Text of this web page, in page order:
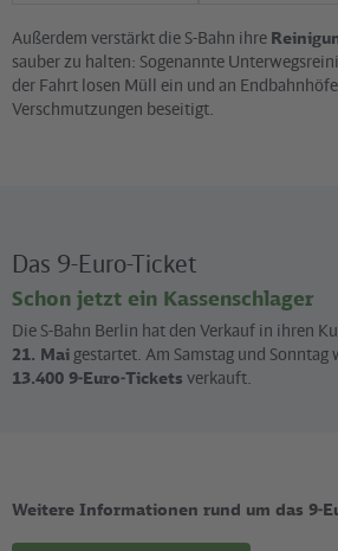
Außerdem verstärkt die S-Bahn ihre
sauber zu halten: Sogenannte
der Fahrt losen Müll ein und an
Verschmutzungen beseitigt.
Das 9-Euro-Ticket
Schon jetzt ein Kassenschlager
Die S-Bahn Berlin hat den Verkauf in ihren
21. Mai gestartet. Am Samstag und
13.400 9-Euro-Tickets verkauft.
Weitere Informationen rund um das 9-